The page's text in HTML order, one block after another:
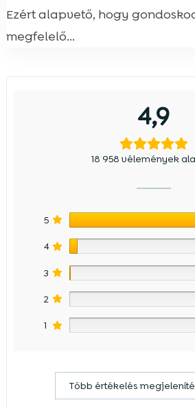
Ezért alapvető, hogy
megfelelő...
4,9
18 958 vélemények
5
4
3
2
1
Több értékelés